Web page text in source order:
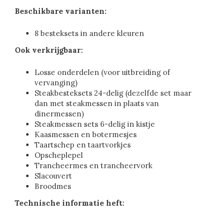
Beschikbare varianten:
8 besteksets in andere kleuren
Ook verkrijgbaar:
Losse onderdelen (voor uitbreiding of
vervanging)
Steakbesteksets 24-delig (dezelfde set maar
dan met steakmessen in plaats van
dinermessen)
Steakmessen sets 6-delig in kistje
Kaasmessen en botermesjes
Taartschep en taartvorkjes
Opscheplepel
Trancheermes en trancheervork
Slacouvert
Broodmes
Technische informatie heft: